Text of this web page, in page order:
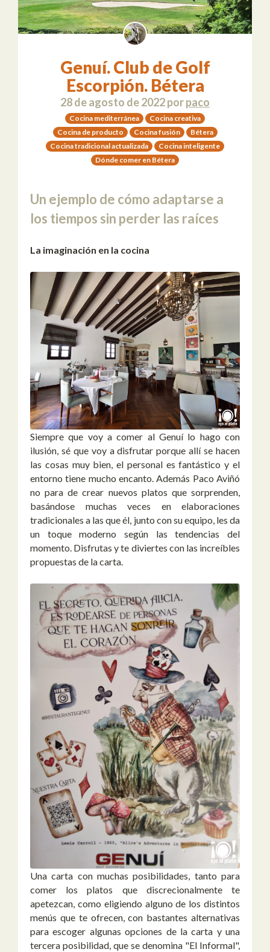
Genuí. Club de Golf
Escorpión. Bétera
28 de agosto de 2022porpaco
Cocina mediterránea
Cocina creativa
Cocina de producto
Cocina fusión
Bétera
Cocina tradicional actualizada
Cocina inteligente
Dónde comer en Bétera
Un ejemplo de cómo adaptarse a
los tiempos sin perder las raíces
La imaginación en la cocina
Siempre que voy a comer al Genuí lo hago con
ilusión, sé que voy a disfrutar porque allí se hacen
las cosas muy bien, el personal es fantástico y el
entorno tiene mucho encanto. Además Paco Aviñó
no para de crear nuevos platos que sorprenden,
basándose muchas veces en elaboraciones
tradicionales a las que él, junto con su equipo, les da
un toque moderno según las tendencias del
momento. Disfrutas y te diviertes con las increíbles
propuestas de la carta.
Una carta con muchas posibilidades, tanto para
comer los platos que discrecionalmente te
apetezcan, como eligiendo alguno de los distintos
menús que te ofrecen, con bastantes alternativas
para escoger algunas opciones de la carta y una
tercera posibilidad, que se denomina "El Informal",